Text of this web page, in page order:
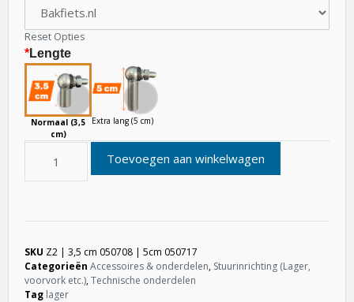
Reset Opties
*Lengte
Normaal (3,5
cm)
Extra lang (5 cm)
Toevoegen aan winkelwagen
SKU Z2 | 3,5 cm 050708 | 5cm 050717
Categorieën Accessoires & onderdelen, Stuurinrichting (Lager,
voorvork etc.),Technische onderdelen
Tag lager